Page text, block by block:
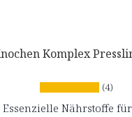
Komplex
(4)
Essenzielle Nährstoffe